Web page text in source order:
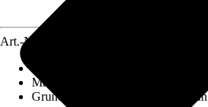
Art.-Nr.
Material
Grundfarbe
Rot, Blau, Gelb, Grün